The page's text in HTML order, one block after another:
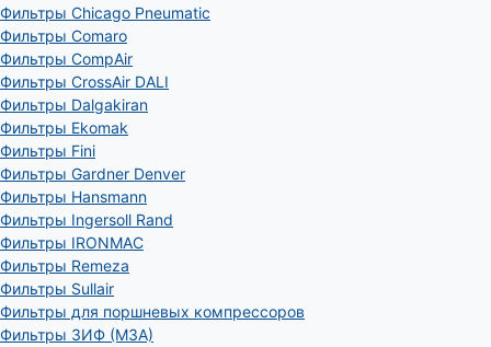
Фильтры Chicago Pneumatic
Фильтры Comaro
Фильтры CompAir
Фильтры CrossAir DALI
Фильтры Dalgakiran
Фильтры Ekomak
Фильтры Fini
Фильтры Gardner Denver
Фильтры Hansmann
Фильтры Ingersoll Rand
Фильтры IRONMAC
Фильтры Remeza
Фильтры Sullair
Фильтры для поршневых компрессоров
Фильтры ЗИФ (МЗА)